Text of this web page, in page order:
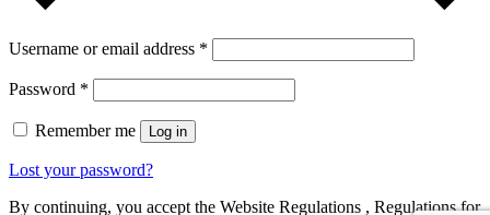
Username or email address *
Password *
Remember me Log in
Lost your password?
By continuing, you accept the Website Regulations , Regulations for